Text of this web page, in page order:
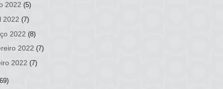
2022 (5)
2022 (7)
2022 (8)
2022 (7)
2022 (7)